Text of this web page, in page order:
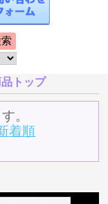
トップ
。
着順